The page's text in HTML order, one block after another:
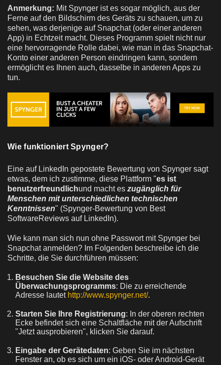
Anmerkung: Mit Spynger ist es sogar möglich, aus der
Ferne auf den Bildschirm des Geräts zu schauen, um zu
sehen, was derjenige auf Snapchat (oder einer anderen
App) in Echtzeit macht. Dieses Programm spielt nicht nur
eine hervorragende Rolle dabei, wie man in das Snapchat-
Konto einer anderen Person eindringen kann, sondern
ermöglicht es Ihnen auch, dasselbe in anderen Apps zu
tun.
Wie funktioniert Spynger?
Eine auf LinkedIn gepostete Bewertung von Spynger sagt
etwas, dem ich zustimme, diese Plattform "es ist
benutzerfreundlichund macht es zugänglich für
Menschen mit unterschiedlichen technischen
Kenntnissen" (Spynger-Bewertung von Best
SoftwareReviews auf LinkedIn).
Wie kann man sich nun ohne Passwort mit Spynger bei
Snapchat anmelden? Im Folgenden beschreibe ich die
Schritte, die Sie durchführen müssen:
Besuchen Sie die Website des
Überwachungsprogramms: Die zu erreichende
Adresse lautet http://www.spynger.net/.
Starten Sie Ihre Registrierung: In der oberen rechten
Ecke befindet sich eine Schaltfläche mit der Aufschrift
"Jetzt ausprobieren", klicken Sie darauf.
Eingabe der Gerätedaten: Geben Sie im nächsten
Fenster an, ob es sich um ein iOS- oder Android-Gerät